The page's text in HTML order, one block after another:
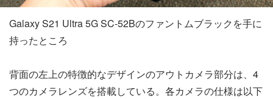
Galaxy S21 Ultra 5G SC-52Bのファントムブラックを手に
持ったところ
背面の左上の特徴的なデザインのアウトカメラ部分は、4
つのカメラレンズを搭載している。各カメラの仕様は以下